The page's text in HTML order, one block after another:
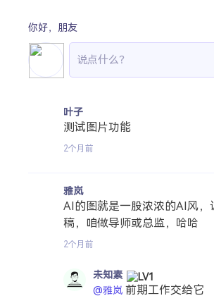
你好， 朋友
叶子
测试图片功能
2个月前
雅岚
AI的图就是一股浓浓的AI风，
稿，咱做导师或总监，哈哈
2个月前
未知素
@雅岚 前期工作交给它